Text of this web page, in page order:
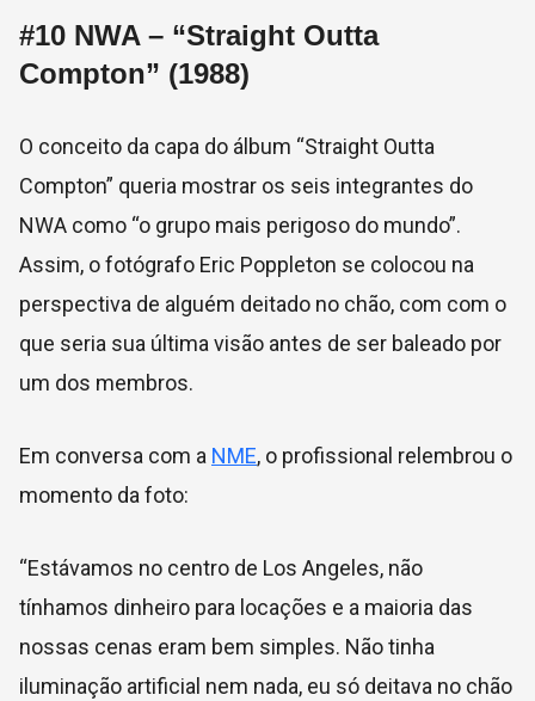
#10 NWA – “Straight Outta
Compton” (1988)
O conceito da capa do álbum “Straight Outta
Compton” queria mostrar os seis integrantes do
NWA como “o grupo mais perigoso do mundo”.
Assim, o fotógrafo Eric Poppleton se colocou na
perspectiva de alguém deitado no chão, com com o
que seria sua última visão antes de ser baleado por
um dos membros.
Em conversa com a NME, o profissional relembrou o
momento da foto:
“Estávamos no centro de Los Angeles, não
tínhamos dinheiro para locações e a maioria das
nossas cenas eram bem simples. Não tinha
iluminação artificial nem nada, eu só deitava no chão